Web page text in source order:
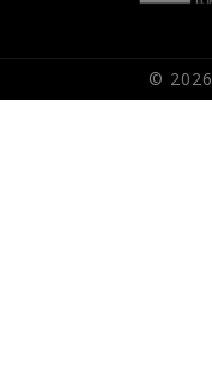
© 2026